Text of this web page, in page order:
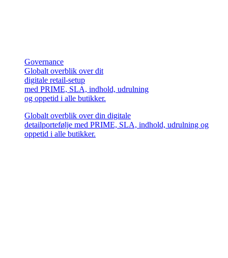
Governance
Globalt overblik over dit
digitale retail-setup
med PRIME, SLA, indhold, udrulning
og oppetid i alle butikker.
Globalt overblik over din digitale
detailportefølje med PRIME, SLA, indhold, udrulning og
oppetid i alle butikker.